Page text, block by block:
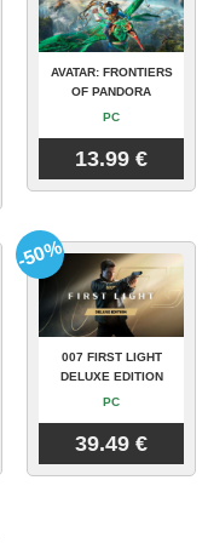
AVATAR: FRONTIERS
OF PANDORA
PC
13.99 €
007 FIRST LIGHT
DELUXE EDITION
PC
39.49 €
-50%